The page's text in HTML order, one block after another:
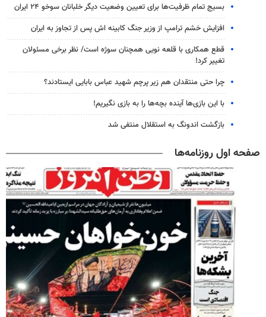
بسیج تمام ظرفیت‌ها برای تعیین وضعیت دیگر خلبانان سوخو ۲۴ ایران
افزایش خشم ترامپ از وزیر جنگ کابینه اش پس از تجاوز به ایران
قطع همکاری با قلعه نویی همچنان سوژه است/ نظر برخی مسئولان
تغییر کرد!
چرا حتی منتقدان هم زیر پرچم شهید عباس بابایی ایستادند؟
با این بازی‌ها آینده بچه‌ها را به بازی نگیریم!
بازگشت اندونگ به استقلال منتفی شد
صفحه اول روزنامه‌ها